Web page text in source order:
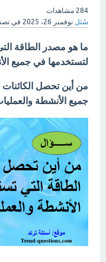
284 مشاهدات
سُئل نوفمبر 26، 2025 في
ما هو مصدر الطاقة
لتستخدمها في جميع
من أين تحصل
جميع الأنشطة